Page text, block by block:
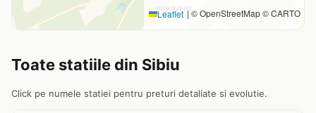
Leaflet |© OpenStreetMap © CARTO
Toate statiile din Sibiu
Click pe numele statiei pentru preturi detaliate si evolutie.